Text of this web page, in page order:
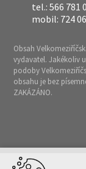
tel.: 566 781
mobil: 724
Obsah
vydavatel. Jakékoliv
podoby
obsahu je bez
ZAKÁZÁNO.